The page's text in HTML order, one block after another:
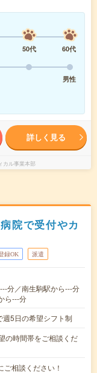
50代
60代
男性
詳しく見る
ル事業本部
院で受付やカ
録OK 派遣
分／南生駒駅から---分
ら---分
週5日の希望シフト制
の時間帯をご相談くだ
相談ください！